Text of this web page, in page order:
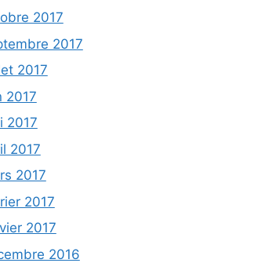
2017
2017
2017
2017
2017
2017
2017
2017
2017
2016